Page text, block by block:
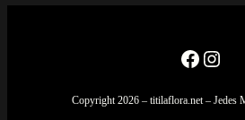
Copyright 2026 – titilaflora.net – Jedes